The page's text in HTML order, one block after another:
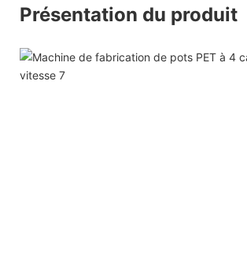
Présentation du produit